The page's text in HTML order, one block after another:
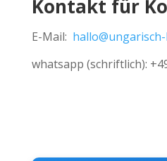
Kontakt für
E-Mail:
whatsapp (schriftlich):